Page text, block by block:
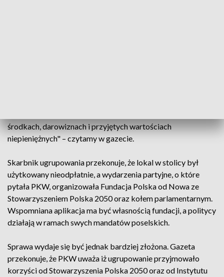
środkach, darowiznach i przyjętych wartościach
niepieniężnych" – czytamy w gazecie.
Skarbnik ugrupowania przekonuje, że lokal w stolicy był
użytkowany nieodpłatnie, a wydarzenia partyjne, o które
pytała PKW, organizowała Fundacja Polska od Nowa ze
Stowarzyszeniem Polska 2050 oraz kołem parlamentarnym.
Wspomniana aplikacja ma być własnością fundacji, a politycy
działają w ramach swych mandatów poselskich.
Sprawa wydaje się być jednak bardziej złożona. Gazeta
przekonuje, że PKW uważa iż ugrupowanie przyjmowało
korzyści od Stowarzyszenia Polska 2050 oraz od Instytutu